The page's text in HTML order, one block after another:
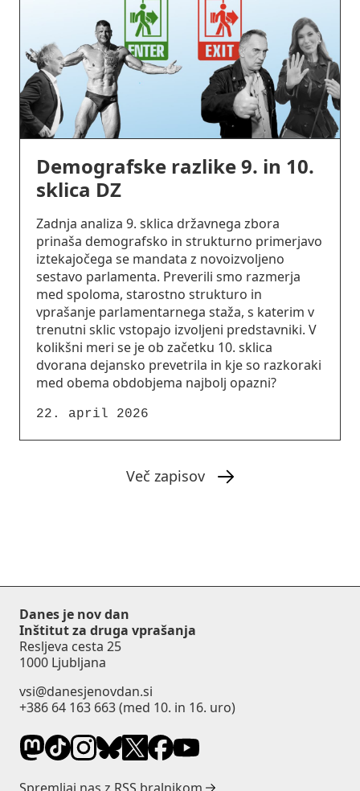
Demografske razlike 9. in 10.
sklica DZ
Zadnja analiza 9. sklica državnega zbora
prinaša demografsko in strukturno primerjavo
iztekajočega se mandata z novoizvoljeno
sestavo parlamenta. Preverili smo razmerja
med spoloma, starostno strukturo in
vprašanje parlamentarnega staža, s katerim v
trenutni sklic vstopajo izvoljeni predstavniki. V
kolikšni meri se je ob začetku 10. sklica
dvorana dejansko prevetrila in kje so razkoraki
med obema obdobjema najbolj opazni?
22. april 2026
Več zapisov
Danes je nov dan
Inštitut za druga vprašanja
Resljeva cesta 25
1000 Ljubljana
vsi@danesjenovdan.si
+386 64 163 663(med 10. in 16. uro)